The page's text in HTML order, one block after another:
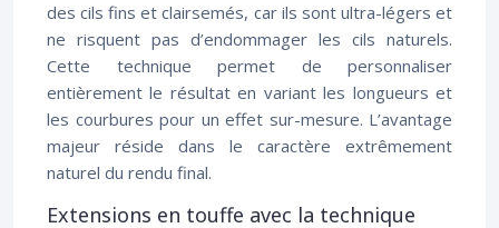
des cils fins et clairsemés, car ils sont ultra-légers et
ne risquent pas d’endommager les cils naturels.
Cette technique permet de personnaliser
entièrement le résultat en variant les longueurs et
les courbures pour un effet sur-mesure. L’avantage
majeur réside dans le caractère extrêmement
naturel du rendu final.
Extensions en touffe avec la technique